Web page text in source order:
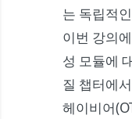
는 독립적
이번 강의
성 모듈에
질 챕터에
헤이비어